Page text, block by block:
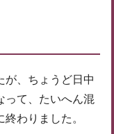
が、ちょうど日中
って、たいへん混
わりました。